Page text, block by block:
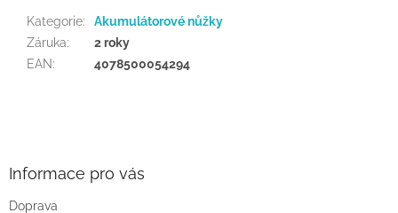
Kategorie:
Akumulátorové nůžky
Záruka:
2 roky
EAN: 4078500054294
Informace pro vás
Doprava